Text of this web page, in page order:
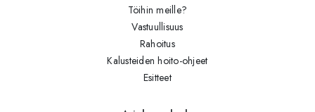
Töihin meille?
Vastuullisuus
Rahoitus
Kalusteiden hoito-ohjeet
Esitteet